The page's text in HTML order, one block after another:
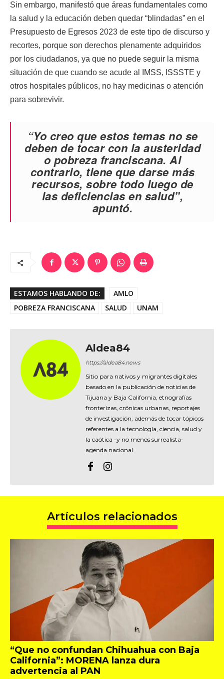
Sin embargo, manifestó que áreas fundamentales como
la salud y la educación deben quedar “blindadas” en el
Presupuesto de Egresos 2023 de este tipo de discurso y
recortes, porque son derechos plenamente adquiridos
por los ciudadanos, ya que no puede seguir la misma
situación de que cuando se acude al IMSS, ISSSTE y
otros hospitales públicos, no hay medicinas o atención
para sobrevivir.
“Yo creo que estos temas no se
deben de tocar con la austeridad
o pobreza franciscana. Al
contrario, tiene que darse más
recursos, sobre todo luego de
las deficiencias en salud”,
apuntó.
ESTAMOS HABLANDO DE:
AMLO
POBREZA FRANCISCANA
SALUD UNAM
Aldea84
https://aldea84.news
Sitio para nativos y migrantes digitales
basado en la publicación de noticias de
Tijuana y Baja California, etnografías
fronterizas, crónicas urbanas, reportajes
de investigación, además de tocar tópicos
referentes a la tecnología, ciencia, salud y
la caótica -y no menos surrealista-
agenda nacional.
Artículos relacionados
“Que no confundan Chihuahua con Baja
California”: MORENA lanza dura
advertencia al PAN